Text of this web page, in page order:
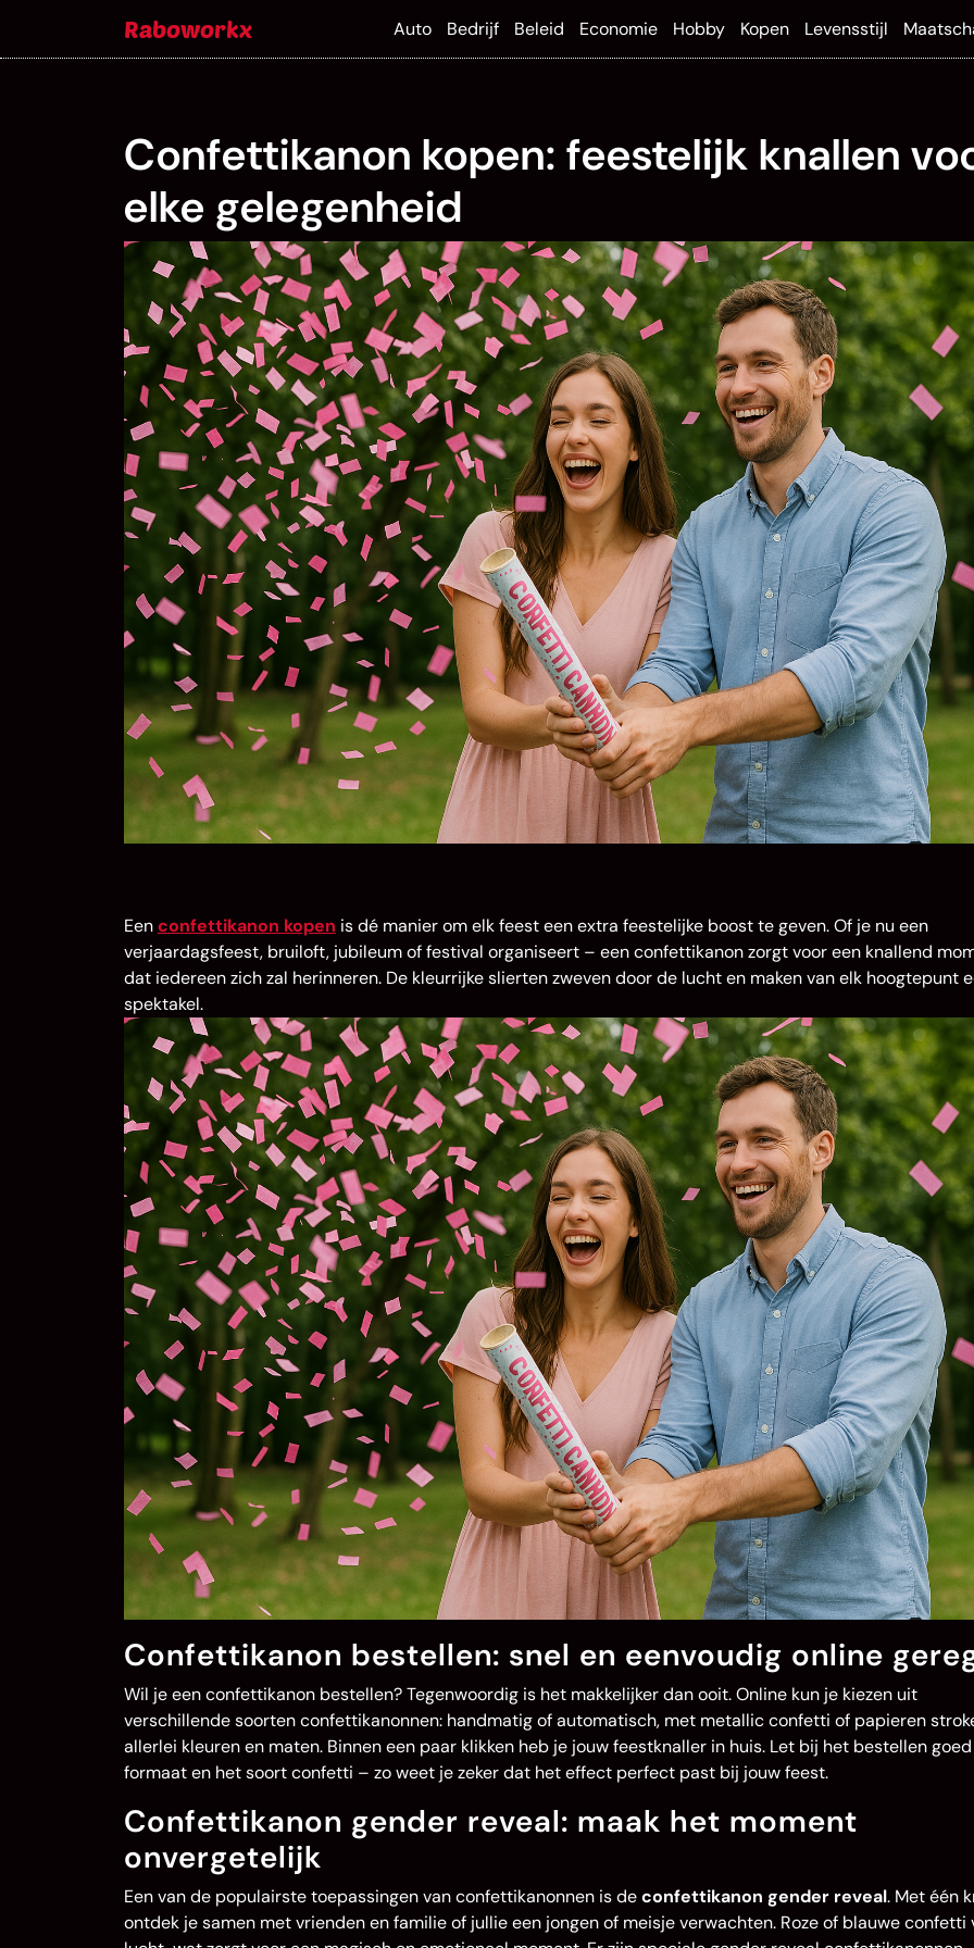
content
Raboworkx Auto Bedrijf Beleid Economie Hobby Kopen Levensstijl
Confettikanon kopen: feestelijk knallen
elke gelegenheid
Eenconfettikanon kopen is dé manier om elk feest een extra feestelijke boost te geven. Of je nu een
verjaardagsfeest, bruiloft, jubileum of festival organiseert – een confettikanon zorgt voor een knallend
dat iedereen zich zal herinneren. De kleurrijke slierten zweven door de lucht en maken van elk hoogtepunt
spektakel.
Confettikanon bestellen: snel en eenvoudig online
Wil je een confettikanon bestellen? Tegenwoordig is het makkelijker dan ooit. Online kun je kiezen uit
verschillende soorten confettikanonnen: handmatig of automatisch, met metallic confetti of papieren
allerlei kleuren en maten. Binnen een paar klikken heb je jouw feestknaller in huis. Let bij het bestellen
formaat en het soort confetti – zo weet je zeker dat het effect perfect past bij jouw feest.
Confettikanon gender reveal: maak het moment
onvergetelijk
Een van de populairste toepassingen van confettikanonnen is deconfettikanon gender reveal. Met één
ontdek je samen met vrienden en familie of jullie een jongen of meisje verwachten. Roze of blauwe confetti